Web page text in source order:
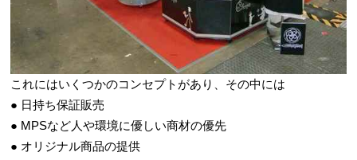
これにはいくつかのコンセプトがあり、その中には
● 日持ち保証販売
● MPSなど人や環境に優しい商材の優先
● オリジナル商品の提供